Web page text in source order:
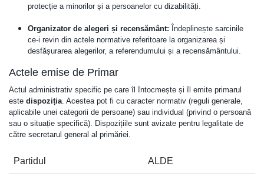
protecție a minorilor și a persoanelor cu dizabilități.
Organizator de alegeri și recensământ: Îndeplinește sarcinile
ce-i revin din actele normative referitoare la organizarea și
desfășurarea alegerilor, a referendumului și a recensământului.
Actele emise de Primar
Actul administrativ specific pe care îl întocmește și îl emite primarul
este dispoziția. Acestea pot fi cu caracter normativ (reguli generale,
aplicabile unei categorii de persoane) sau individual (privind o persoană
sau o situație specifică). Dispozițiile sunt avizate pentru legalitate de
către secretarul general al primăriei.
Partidul ALDE